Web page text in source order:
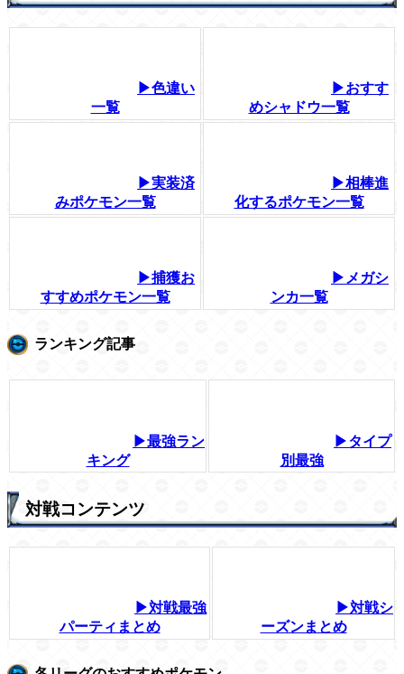
▶色違い
一覧
▶おすす
めシャドウ一覧
▶実装済
みポケモン一覧
▶相棒進
化するポケモン一覧
▶捕獲お
すすめポケモン一覧
▶メガシ
ンカ一覧
ランキング記事
▶最強ラン
キング
▶タイプ
別最強
対戦コンテンツ
▶対戦最強
パーティまとめ
▶対戦シ
ーズンまとめ